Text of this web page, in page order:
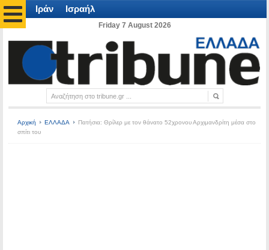
Ιράν Ισραήλ
Friday 7 August 2026
Αρχική ΕΛΛΑΔΑ
Πατήσια: Θρίλερ με τον θάνατο 52χρονου Αρχιμανδρίτη μέσα στο
σπίτι του